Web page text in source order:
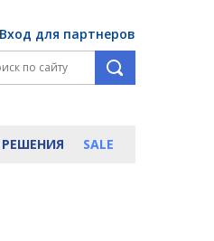
Вход для партнеров
РЕШЕНИЯ SALE